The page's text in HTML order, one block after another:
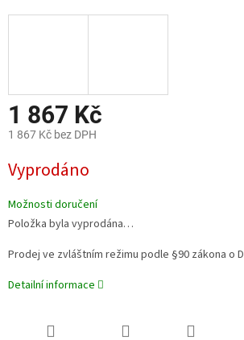
1 867 Kč
1 867 Kč bez DPH
cena:
Vyprodáno
Možnosti doručení
Položka byla vyprodána…
Prodej ve zvláštním režimu podle §90 zákona o
Detailní informace